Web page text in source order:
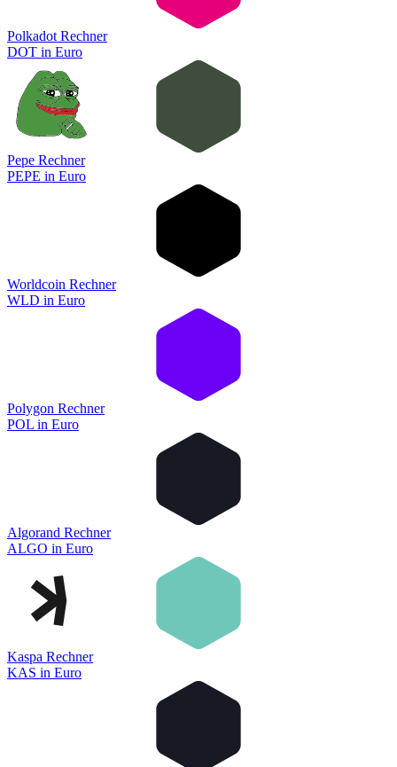
Polkadot Rechner
DOT in Euro
Pepe Rechner
PEPE in Euro
Worldcoin Rechner
WLD in Euro
Polygon Rechner
POL in Euro
Algorand Rechner
ALGO in Euro
Kaspa Rechner
KAS in Euro